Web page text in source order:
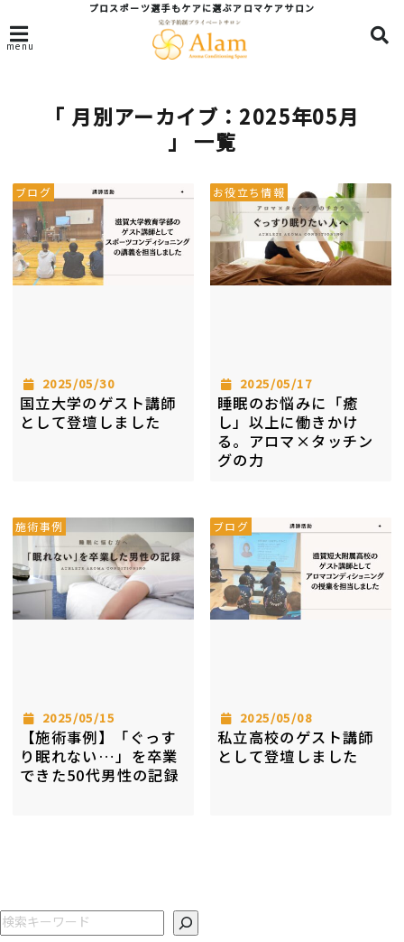
プロスポーツ選手もケアに選ぶアロマケアサロン
menu
「 月別アーカイブ：2025年05月
」 一覧
ブログ
2025/05/30
国立大学のゲスト講師
として登壇しました
お役立ち情報
2025/05/17
睡眠のお悩みに「癒
し」以上に働きかけ
る。アロマ×タッチン
グの力
施術事例
2025/05/15
【施術事例】「ぐっす
り眠れない…」を卒業
できた50代男性の記録
ブログ
2025/05/08
私立高校のゲスト講師
として登壇しました
検索